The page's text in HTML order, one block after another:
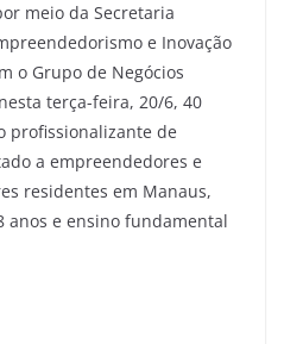
meio da Secretaria
e Inovação
o Grupo de Negócios
terça-feira, 20/6, 40
profissionalizante de
a empreendedores e
residentes em Manaus,
e ensino fundamental